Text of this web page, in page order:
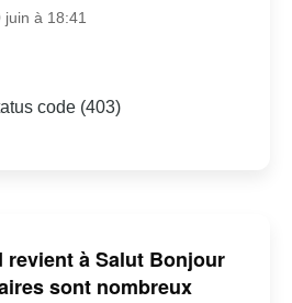
juin à 18:41
code (403)
revient à Salut Bonjour
sont nombreux